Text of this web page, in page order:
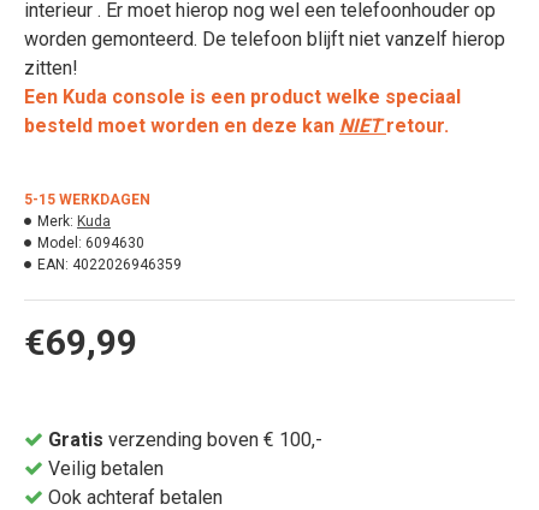
interieur . Er moet hierop nog wel een telefoonhouder op
worden gemonteerd. De telefoon blijft niet vanzelf hierop
zitten!
Een Kuda console is een product welke speciaal
besteld moet worden en deze kan NIETretour.
€69,99
5-15 WERKDAGEN
Merk: Kuda
Model: 6094630
EAN: 4022026946359
Gratis verzending boven € 100,-
Veilig betalen
Ook achteraf betalen